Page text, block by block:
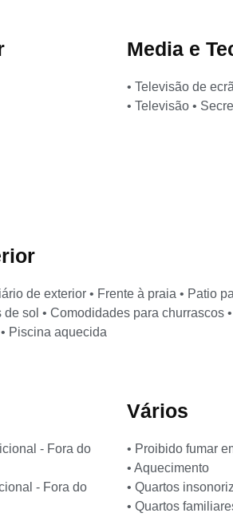
Media e
• Televisão de
• Televisão •
de exterior • Frente à praia • Patio
de sol • Comodidades para churrascos
Piscina aquecida
- Fora do
- Fora do
Vários
• Proibido fumar
• Aquecimento
• Quartos
• Quartos